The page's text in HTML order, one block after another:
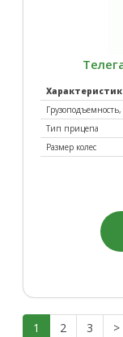
Грузоподъемность,
Тип прицепа
Размер колес
1 2 3 >